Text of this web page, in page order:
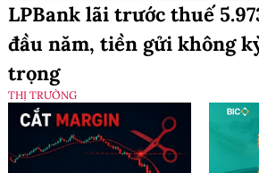
LPBank lãi trước thuế
đầu năm, tiền gửi không
trọng
THỊ TRƯỜNG